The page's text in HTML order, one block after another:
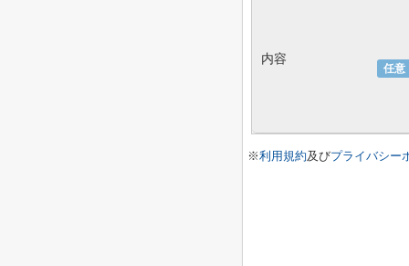
任意
内容
※利用規約及びプライバシー